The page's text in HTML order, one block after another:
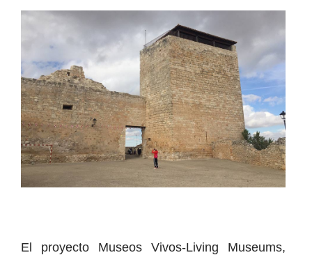
El proyecto Museos Vivos-Living Museums,